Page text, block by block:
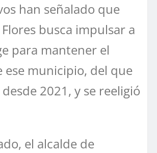
han señalado que
busca impulsar a
para mantener el
ese municipio, del que
2021, y se reeligió
el alcalde de